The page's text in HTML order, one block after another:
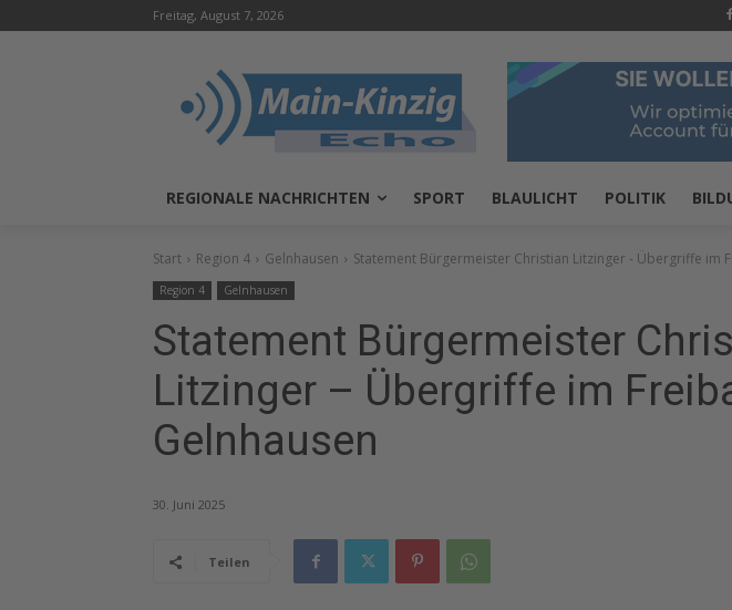
Freitag, August 7, 2026
REGIONALE NACHRICHTEN SPORT BLAULICHT POLITIK
Start Region 4 Gelnhausen Statement Bürgermeister Christian Litzinger - Übergriffe im
Region 4 Gelnhausen
Statement Bürgermeister
Litzinger – Übergriffe im
Gelnhausen
30. Juni 2025
Teilen